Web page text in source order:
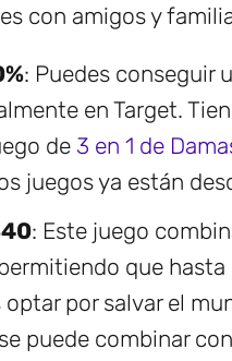
con amigos y
: Puedes conseguir
en Target.
de 3 en 1 de
juegos ya están
: Este juego
que
por salvar el
puede combinar